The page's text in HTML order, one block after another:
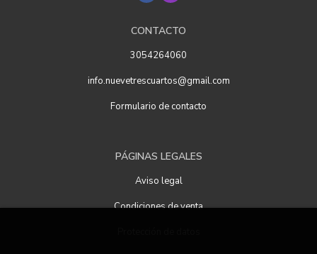
CONTACTO
3054264060
info.nuevetrescuartos@gmail.com
Formulario de contacto
PÁGINAS LEGALES
Aviso legal
Condiciones de venta